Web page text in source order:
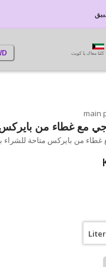
كلنا معاك يا كويت
مع غطاء من
من بايركس متاحة للشراء